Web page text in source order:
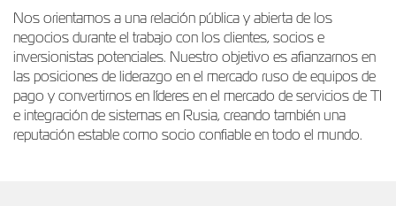
Nos orientamos a una relación pública y abierta de los
negocios durante el trabajo con los clientes, socios e
inversionistas potenciales. Nuestro objetivo es afianzarnos en
las posiciones de liderazgo en el mercado ruso de equipos de
pago y convertirnos en líderes en el mercado de servicios de TI
e integración de sistemas en Rusia, creando también una
reputación estable como socio confiable en todo el mundo.